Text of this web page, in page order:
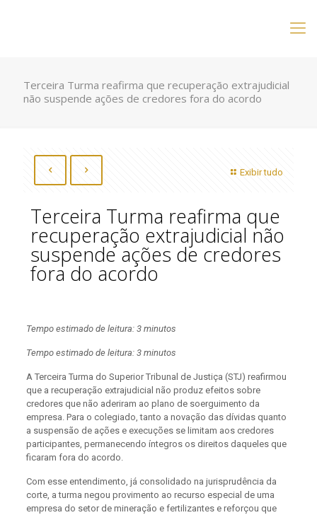
Terceira Turma reafirma que recuperação extrajudicial
não suspende ações de credores fora do acordo
Exibir tudo
Terceira Turma reafirma que
recuperação extrajudicial não
suspende ações de credores
fora do acordo
Tempo estimado de leitura: 3 minutos
Tempo estimado de leitura: 3 minutos
A Terceira Turma do Superior Tribunal de Justiça (STJ) reafirmou
que a recuperação extrajudicial não produz efeitos sobre
credores que não aderiram ao plano de soerguimento da
empresa. Para o colegiado, tanto a novação das dívidas quanto
a suspensão de ações e execuções se limitam aos credores
participantes, permanecendo íntegros os direitos daqueles que
ficaram fora do acordo.
Com esse entendimento, já consolidado na jurisprudência da
corte, a turma negou provimento ao recurso especial de uma
empresa do setor de mineração e fertilizantes e reforçou que